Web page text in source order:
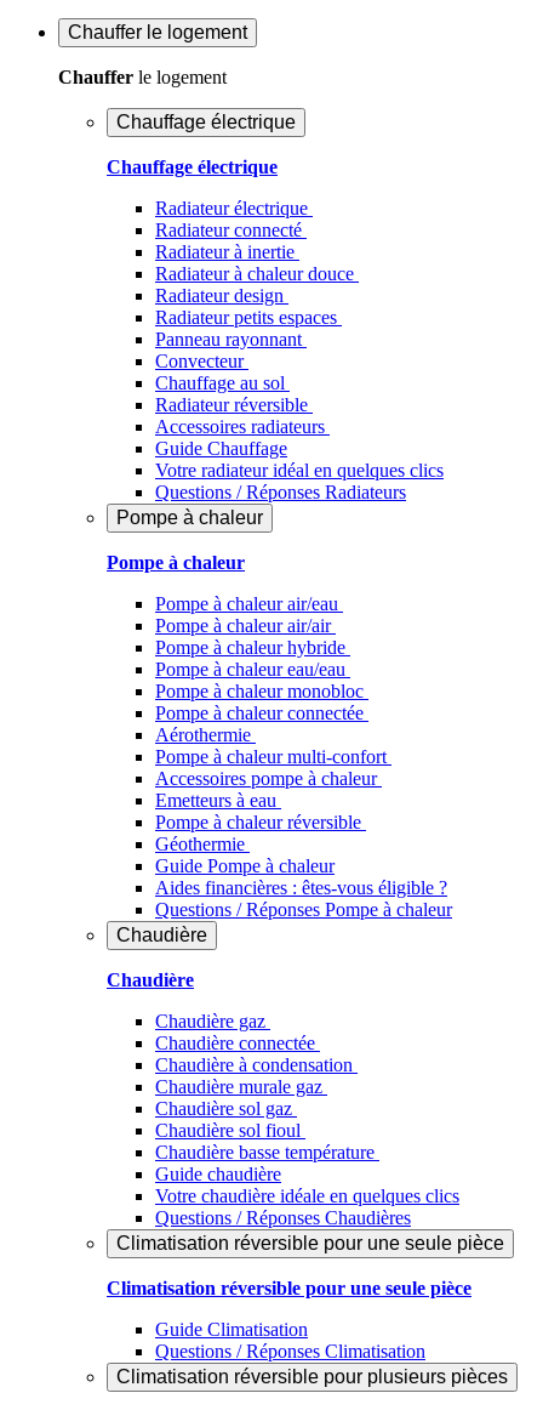
Chauffer le logement
Chauffer le logement
Chauffage électrique
Chauffage électrique
Radiateur électrique
Radiateur connecté
Radiateur à inertie
Radiateur à chaleur douce
Radiateur design
Radiateur petits espaces
Panneau rayonnant
Convecteur
Chauffage au sol
Radiateur réversible
Accessoires radiateurs
Guide Chauffage
Votre radiateur idéal en quelques clics
Questions / Réponses Radiateurs
Pompe à chaleur
Pompe à chaleur
Pompe à chaleur air/eau
Pompe à chaleur air/air
Pompe à chaleur hybride
Pompe à chaleur​ eau/eau
Pompe à chaleur monobloc
Pompe à chaleur connectée
Aérothermie
Pompe à chaleur multi-confort
Accessoires pompe à chaleur
Emetteurs à eau
Pompe à chaleur réversible
Géothermie
Guide Pompe à chaleur
Aides financières : êtes-vous éligible ?
Questions / Réponses Pompe à chaleur
Chaudière
Chaudière
Chaudière gaz
Chaudière connectée
Chaudière à condensation
Chaudière murale gaz
Chaudière sol gaz
Chaudière sol fioul
Chaudière basse température
Guide chaudière
Votre chaudière idéale en quelques clics
Questions / Réponses Chaudières
Climatisation réversible pour une seule pièce
Climatisation réversible pour une seule pièce
Guide Climatisation
Questions / Réponses Climatisation
Climatisation réversible pour plusieurs pièces